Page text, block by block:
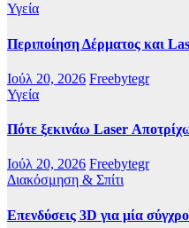
Υγεία
Περιποίηση Δέρματος και
Ιούλ 20, 2026 Freebytegr
Υγεία
Πότε ξεκινάω Laser
Ιούλ 20, 2026 Freebytegr
Διακόσμηση & Σπίτι
Επενδύσεις 3D για μία